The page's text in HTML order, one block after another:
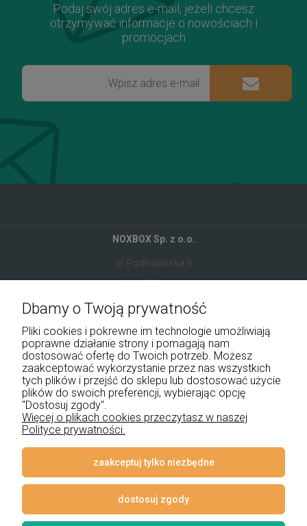
Podaj swój adres e-mail, jeżeli chcesz
otrzymywać informacje o nowościach i
promocjach
NOXBOX Sp. z o.o.
ul. Podhalańska 9
41-907 Bytom
+48 534 555 344
sklep@noxbox.pl
Pomoc
Płatności i dostawa
Informacje
Dbamy o Twoją prywatność
Pliki cookies i pokrewne im technologie umożliwiają
poprawne działanie strony i pomagają nam
dostosować ofertę do Twoich potrzeb. Możesz
zaakceptować wykorzystanie przez nas wszystkich
tych plików i przejść do sklepu lub dostosować użycie
plików do swoich preferencji, wybierając opcję
"Dostosuj zgody".
Więcej o plikach cookies przeczytasz w naszej
Polityce prywatności.
zaakceptuj tylko niezbędne
dostosuj zgody